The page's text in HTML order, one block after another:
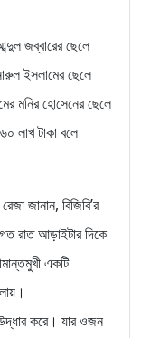
জব্বারের ছেলে
ইসলামের ছেলে
মনির হোসেনের ছেলে
লাখ টাকা বলে
জানান, বিজিবি’র
রাত আড়াইটার দিকে
একটি
করে। যার ওজন